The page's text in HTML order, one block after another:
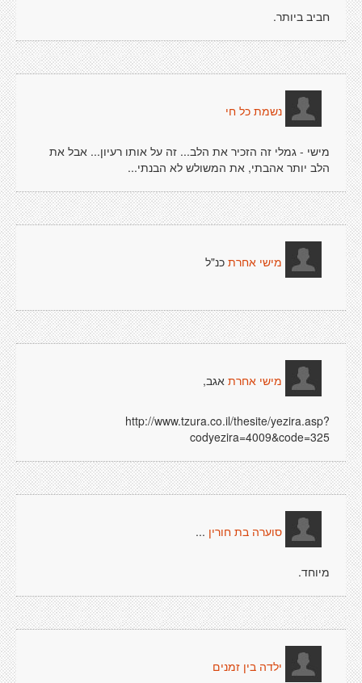
חביב ביותר.
נשמת כל חי
מישי - גמלי זה הזכיר את הלב... זה על אותו רעיון... אבל את
הלב יותר אהבתי, את המשולש לא הבנתי...
מישי אחרת כנ"ל
מישי אחרת אגב,
http://www.tzura.co.il/thesite/yezira.asp?
codyezira=4009&code=325
סוערה בת חורין ...
מיוחד.
ילדה בין זמנים